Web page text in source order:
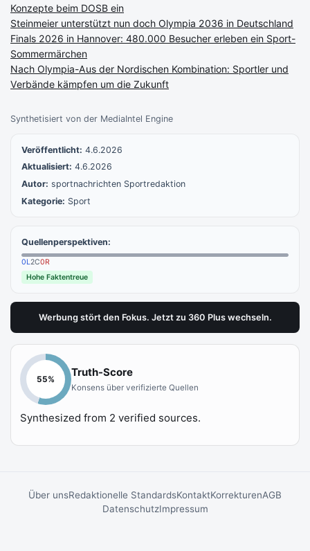
Synthetisiert von der MediaIntel Engine
Veröffentlicht: 4.6.2026
Aktualisiert: 4.6.2026
Autor: sportnachrichten Sportredaktion
Kategorie: Sport
Quellenperspektiven:
0L2C0R
Hohe Faktentreue
Werbung stört den Fokus. Jetzt zu 360 Plus wechseln.
Konzepte beim DOSB ein
Steinmeier unterstützt nun doch Olympia 2036 in Deutschland
Finals 2026 in Hannover: 480.000 Besucher erleben ein Sport-
Sommermärchen
Nach Olympia-Aus der Nordischen Kombination: Sportler und
Verbände kämpfen um die Zukunft
55%
Truth-Score
Konsens über verifizierte Quellen
Synthesized from 2 verified sources.
Über unsRedaktionelle StandardsKontaktKorrekturenAGB
DatenschutzImpressum